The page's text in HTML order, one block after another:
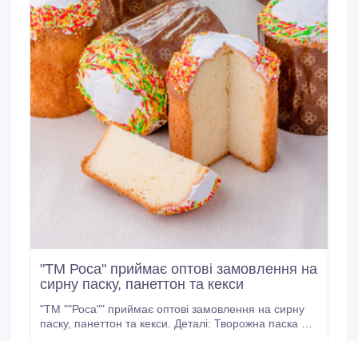
"ТМ Роса" приймає оптові замовлення на
сирну паску, панеттон та кекси
"ТМ ""Роса"" приймає оптові замовлення на сирну
паску, панеттон та кекси. Деталі: Творожна паска –